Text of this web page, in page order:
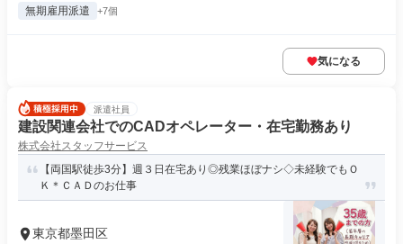
無期雇用派遣 +7個
気になる
派遣社員
建設関連会社でのCADオペレーター・在宅勤務あり
株式会社スタッフサービス
【両国駅徒歩3分】週３日在宅あり◎残業ほぼナシ◇未経験でもＯ
Ｋ＊ＣＡＤのお仕事
東京都墨田区